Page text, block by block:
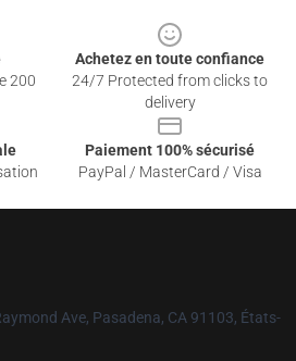
200
Achetez en toute confiance
24/7 Protected from clicks to
delivery
Paiement 100% sécurisé
PayPal / MasterCard / Visa
Ave, Pasadena, CA 91103, États-